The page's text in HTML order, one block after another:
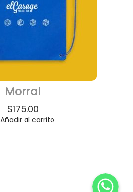
Morral
$175.00
Añadir al carrito